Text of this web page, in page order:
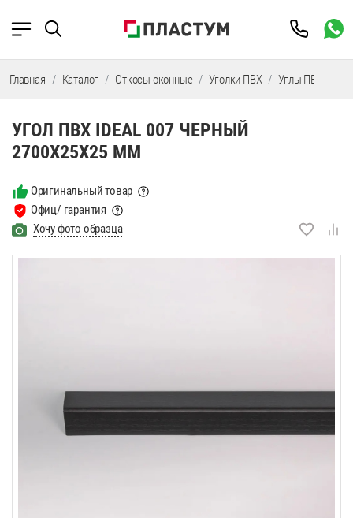
Главная Каталог Откосы оконные Уголки ПВХ Углы ПВХ IDEAL
УГОЛ ПВХ IDEAL 007 ЧЕРНЫЙ
2700Х25Х25 ММ
Оригинальный товар
Офиц/ гарантия
Хочу фото образца